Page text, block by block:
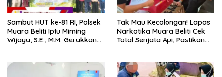
Sambut HUT ke-81 RI, Polsek
Muara Beliti Iptu Miming
Wijaya, S.E., M.M. Gerakkan
Tak Mau Kecolongan! Lapas
Narkotika Muara Beliti Cek
Total Senjata Api, Pastikan